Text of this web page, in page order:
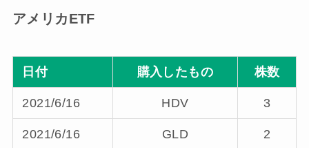
アメリカETF
日付 購入したもの 株数
2021/6/16 HDV 3
2021/6/16 GLD 2